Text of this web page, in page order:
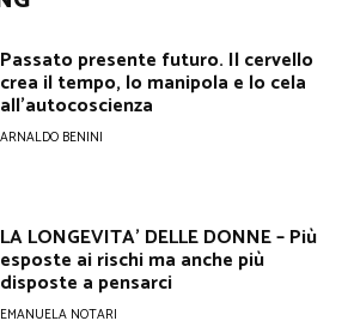
Passato presente futuro. Il cervello
crea il tempo, lo manipola e lo cela
all’autocoscienza
ARNALDO BENINI
LA LONGEVITA’ DELLE DONNE – Più
esposte ai rischi ma anche più
disposte a pensarci
EMANUELA NOTARI